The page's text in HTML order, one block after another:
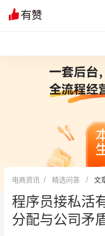
面对面聊增长
新零售大会
文章 问诊
电商资讯 精选问答 文
程序员接私活
分配与公司矛